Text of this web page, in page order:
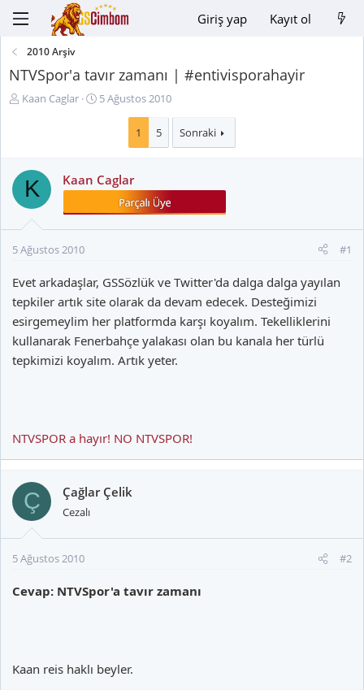
Giriş yap Kayıt ol
2010 Arşiv
NTVSpor'a tavır zamanı | #entivisporahayir
K
u
B
a
l
n
Kaan Caglar
B
n
g
ı
ç
h
i
5 Ağustos 2010
1 5 Sonraki
K Kaan Caglar
5 Ağustos 2010 #1
Evet arkadaşlar, GSSözlük ve Twitter'da dalga dalga yayılan
tepkiler artık site olarak da devam edecek. Desteğimizi
esirgemeylim her platformda karşı koyalım. Tekelliklerini
kullanarak Fenerbahçe yalakası olan bu kanala her türlü
tepkimizi koyalım. Artık yeter.
NTVSPOR a hayır! NO NTVSPOR!
Ç Çağlar Çelik
Cezalı
5 Ağustos 2010 #2
Cevap: NTVSpor'a tavır zamanı
Kaan reis haklı beyler.